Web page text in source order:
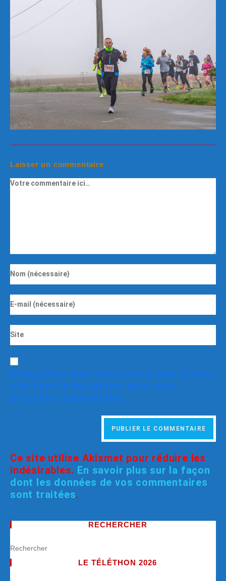
Laisser un commentaire
Enregistrer mon nom, mon e-mail et mon
site dans le navigateur pour mon
prochain commentaire.
Ce site utilise Akismet pour réduire les
indésirables. En savoir plus sur la façon
dont les données de vos commentaires
sont traitées.
RECHERCHER
LE TÉLÉTHON 2026